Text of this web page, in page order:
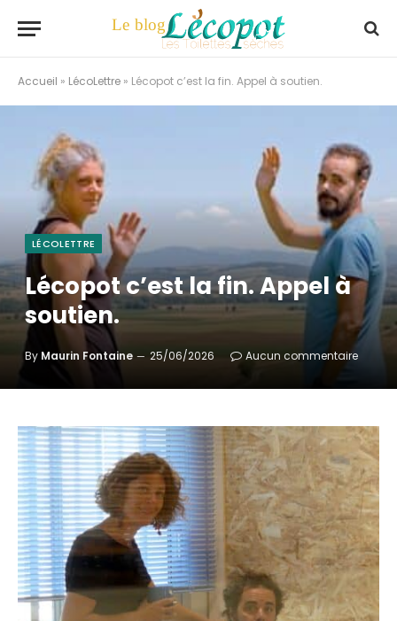
Accueil » LécoLettre » Lécopot c’est la fin. Appel à soutien.
LÉCOLETTRE
Lécopot c’est la fin. Appel à
soutien.
By Maurin Fontaine 25/06/2026 Aucun commentaire